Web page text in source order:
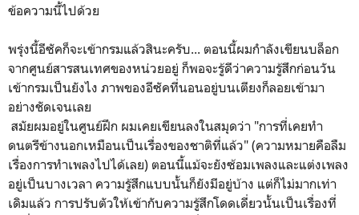
ข้อความนี้ไปด้วย
พรุ่งนี้อีซัคก็จะเข้ากรมแล้วสินะครับ... ตอนนี้ผมกำลังเขียนบล็อก
จากศูนย์สารสนเทศของหน่วยอยู่ ก็พอจะรู้ดีว่าความรู้สึกก่อนวัน
เข้ากรมเป็นยังไง ภาพของอีซัคที่นอนอยู่บนเตียงก็ลอยเข้ามา
อย่างชัดเจนเลย
สมัยผมอยู่ในศูนย์ฝึก ผมเคยเขียนลงในสมุดว่า "การที่เคยทำ
ดนตรีข้างนอกเหมือนเป็นเรื่องของชาติที่แล้ว" (ความหมายคือลืม
เรื่องการทำเพลงไปได้เลย) ตอนนี้แม้จะยังซ้อมเพลงและแต่งเพลง
อยู่เป็นบางเวลา ความรู้สึกแบบนั้นก็ยังมีอยู่บ้าง แต่ก็ไม่มากเท่า
เดิมแล้ว การปรับตัวให้เข้ากับความรู้สึกโดดเดี่ยวนั้นเป็นเรื่องที่